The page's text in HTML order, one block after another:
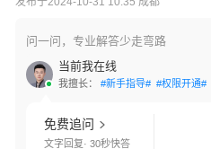
问一问，专业解答少走弯路
当前我在线
我擅长： #新手指导# #权限开通#
免费追问
文字回复· 30秒快答